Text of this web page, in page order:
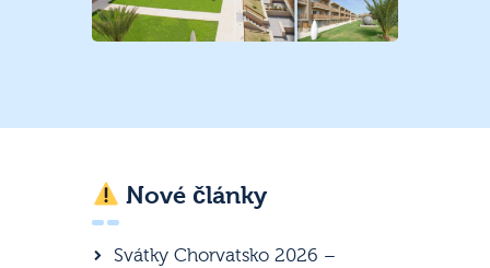
Nové články
Svátky Chorvatsko 2026 –